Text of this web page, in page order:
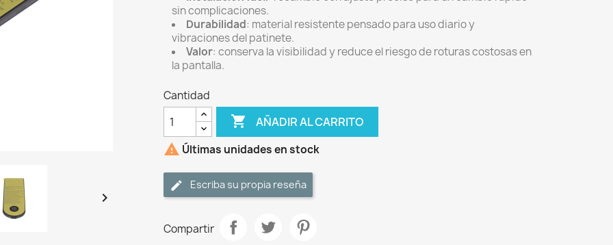

sin complicaciones.
Durabilidad: material resistente pensado para uso diario y
vibraciones del patinete.
Valor: conserva la visibilidad y reduce el riesgo de roturas costosas en
la pantalla.
Cantidad
 AÑADIR AL CARRITO
 Últimas unidades en stock
Escriba su propia reseña
Compartir